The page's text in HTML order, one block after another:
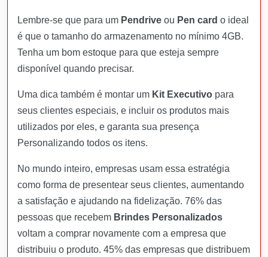
Lembre-se que para um Pendrive ou Pen card o ideal
é que o tamanho do armazenamento no mínimo 4GB.
Tenha um bom estoque para que esteja sempre
disponível quando precisar.
Uma dica também é montar um Kit Executivo para
seus clientes especiais, e incluir os produtos mais
utilizados por eles, e garanta sua presença
Personalizando todos os itens.
No mundo inteiro, empresas usam essa estratégia
como forma de presentear seus clientes, aumentando
a satisfação e ajudando na fidelização. 76% das
pessoas que recebem Brindes Personalizados
voltam a comprar novamente com a empresa que
distribuiu o produto. 45% das empresas que distribuem